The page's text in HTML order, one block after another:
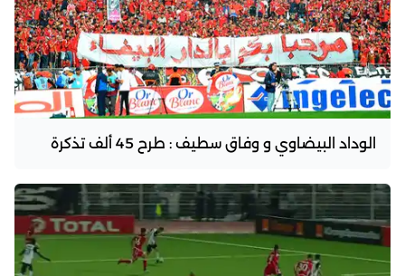
الوداد البيضاوي و وفاق سطيف : طرح 45 ألف تذكرة